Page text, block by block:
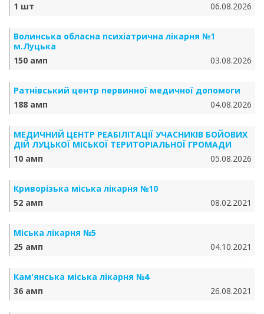
1 шт
06.08.2026
Волинська обласна психіатрична лікарня №1
м.Луцька
150 амп
03.08.2026
Ратнівський центр первинної медичної допомоги
188 амп
04.08.2026
МЕДИЧНИЙ ЦЕНТР РЕАБІЛІТАЦІЇ УЧАСНИКІВ БОЙОВИХ
ДІЙ ЛУЦЬКОЇ МІСЬКОЇ ТЕРИТОРІАЛЬНОЇ ГРОМАДИ
10 амп
05.08.2026
Криворізька міська лікарня №10
52 амп
08.02.2021
Міська лікарня №5
25 амп
04.10.2021
Кам'янська міська лікарня №4
36 амп
26.08.2021